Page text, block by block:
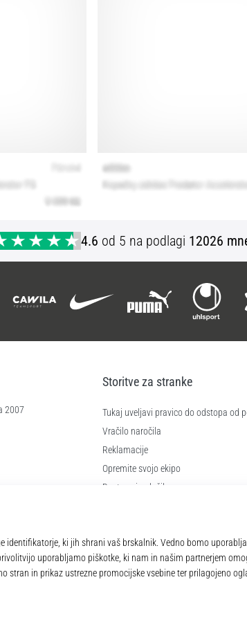
4.6 od 5 na podlagi 12026
2007
Storitve za stranke
Tukaj uveljavi pravico do odstopa od
Vračilo naročila
Reklamacije
Opremite svojo ekipo
Dostava in plačilo
Pogosto zastavljena vprašanja
Politika zasebnosti